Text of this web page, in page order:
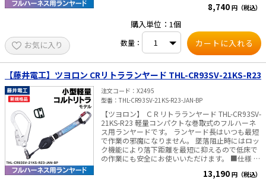
SV回転) ・人体側：ショックアブソーバ+カラビナ
8,740 円（税込）
お気に入り
購入単位：1個
数量：
【藤井電工】ツヨロン CRリトラランヤード THL-CR93SV-21KS-R23
注文コード
X2495
型番
THL-CR93SV-21KS-R23-JAN-BP
【ツヨロン】 ＣＲリトラランヤード THL-CR93SV-
21KS-R23 軽量コンパクトな巻取式のフルハーネ
ス用ランヤードです。 ランヤード長はいつも最短
で作業の邪魔になりません。 墜落阻止時にはロッ
ク機能により落下距離を最短に抑えるので低床で
の作業にも安全にお使いいただけます。 ■仕様 ・
時巻取型)・幅18mm×長さ1550mm ・構造物
13,190 円（税込）